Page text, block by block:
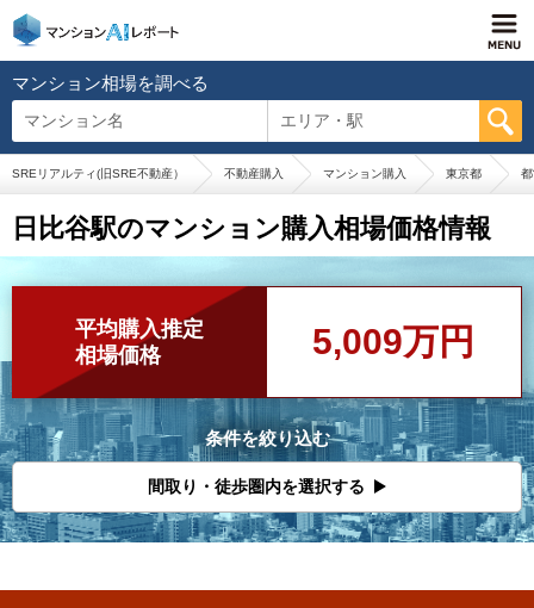
マンション相場を調べる
マンション名 エリア・駅
SREリアルティ(旧SRE不動産） 不動産購入 マンション購入 東京都
日比谷駅のマンション購入相場価格情報
平均購入推定
相場価格
5,009万円
条件を絞り込む
間取り・徒歩圏内を選択する